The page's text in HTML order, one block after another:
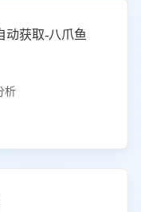
动获取-八爪鱼
析